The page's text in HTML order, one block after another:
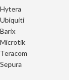
Hytera
Ubiquiti
Barix
Microtik
Teracom
Sepura